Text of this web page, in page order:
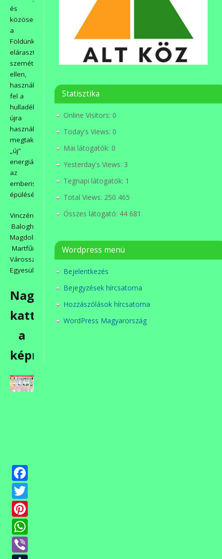
és
közösen
a
Földünket
elárasztó
szemét
ellen,
használjuk
fel a
hulladékok
újra
használatával
megtakarítható
„új”
energiát
az
emberiség
épülésére!
Vinczéné
Balogh
Magdolna
Martfűi
Városszépítő
Egyesület
Nagyításhoz
kattintson
a
képre!
Statisztika
Online Visitors: 0
Today's Views: 0
Mai látogatók: 0
Yesterday's Views: 3
Tegnapi látogatók: 1
Total Views: 250 465
Összes látogató: 44 681
Wordpress menü
Bejelentkezés
Bejegyzések hírcsatorna
Hozzászólások hírcsatorna
WordPress Magyarország